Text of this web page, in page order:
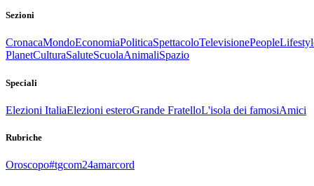
Sezioni
CronacaMondoEconomiaPoliticaSpettacoloTelevisionePeople
PlanetCulturaSaluteScuolaAnimaliSpazio
Speciali
Elezioni ItaliaElezioni esteroGrande FratelloL'isola dei famosiAmici
Rubriche
Oroscopo#tgcom24amarcord